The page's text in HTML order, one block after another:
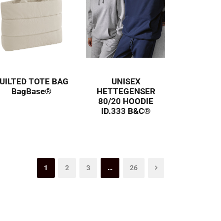
TOTE BAG
BagBase®
UNISEX
HETTEGENSER
80/20 HOODIE
ID.333 B&C®
1 2 3 … 26